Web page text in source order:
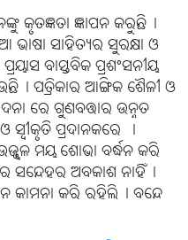
କୃତଜ୍ଞତା ଜ୍ଞାପନ କରୁଛି।
ଭାଷା ସାହିତ୍ୟର ସୁରକ୍ଷା ଓ
ବାସ୍ତବିକ ପ୍ରଶଂସନୀୟ
ପତ୍ରିକାର ଆଙ୍ଗିକ ଶୈଳୀ ଓ
ରେ ଗୁଣବତ୍ତାର ଉନ୍ନତ
ସ୍ବୀକୃତି ପ୍ରଦାନକରେ ।
ମୟ ଶୋଭା ବର୍ଦ୍ଧନ କରି
ସନ୍ଦେହର ଅବକାଶ ନାହିଁ।
କାମନା କରି ରହିଲି। ବନ୍ଦେ